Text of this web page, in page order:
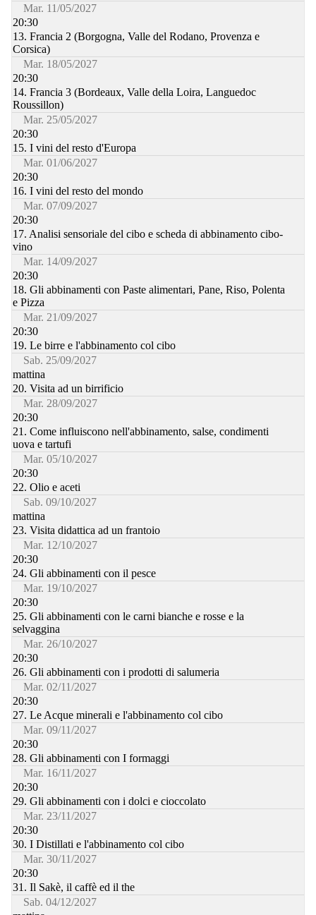
Mar. 11/05/2027
20:30
13. Francia 2 (Borgogna, Valle del Rodano, Provenza e
Corsica)
Mar. 18/05/2027
20:30
14. Francia 3 (Bordeaux, Valle della Loira, Languedoc
Roussillon)
Mar. 25/05/2027
20:30
15. I vini del resto d'Europa
Mar. 01/06/2027
20:30
16. I vini del resto del mondo
Mar. 07/09/2027
20:30
17. Analisi sensoriale del cibo e scheda di abbinamento cibo-
vino
Mar. 14/09/2027
20:30
18. Gli abbinamenti con Paste alimentari, Pane, Riso, Polenta
e Pizza
Mar. 21/09/2027
20:30
19. Le birre e l'abbinamento col cibo
Sab. 25/09/2027
mattina
20. Visita ad un birrificio
Mar. 28/09/2027
20:30
21. Come influiscono nell'abbinamento, salse, condimenti
uova e tartufi
Mar. 05/10/2027
20:30
22. Olio e aceti
Sab. 09/10/2027
mattina
23. Visita didattica ad un frantoio
Mar. 12/10/2027
20:30
24. Gli abbinamenti con il pesce
Mar. 19/10/2027
20:30
25. Gli abbinamenti con le carni bianche e rosse e la
selvaggina
Mar. 26/10/2027
20:30
26. Gli abbinamenti con i prodotti di salumeria
Mar. 02/11/2027
20:30
27. Le Acque minerali e l'abbinamento col cibo
Mar. 09/11/2027
20:30
28. Gli abbinamenti con I formaggi
Mar. 16/11/2027
20:30
29. Gli abbinamenti con i dolci e cioccolato
Mar. 23/11/2027
20:30
30. I Distillati e l'abbinamento col cibo
Mar. 30/11/2027
20:30
31. Il Sakè, il caffè ed il the
Sab. 04/12/2027